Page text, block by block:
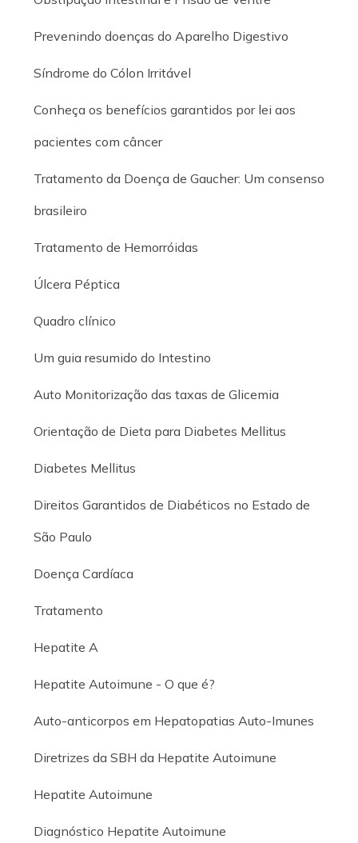
Prevenindo doenças do Aparelho Digestivo
Síndrome do Cólon Irritável
Conheça os benefícios garantidos por lei aos
pacientes com câncer
Tratamento da Doença de Gaucher: Um consenso
brasileiro
Tratamento de Hemorróidas
Úlcera Péptica
Quadro clínico
Um guia resumido do Intestino
Auto Monitorização das taxas de Glicemia
Orientação de Dieta para Diabetes Mellitus
Diabetes Mellitus
Direitos Garantidos de Diabéticos no Estado de
São Paulo
Doença Cardíaca
Tratamento
Hepatite A
Hepatite Autoimune - O que é?
Auto-anticorpos em Hepatopatias Auto-Imunes
Diretrizes da SBH da Hepatite Autoimune
Hepatite Autoimune
Diagnóstico Hepatite Autoimune